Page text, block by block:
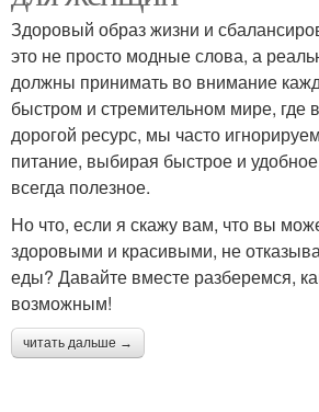
Здоровый образ жизни и
это не просто модные слова, а
должны принимать во внимание
быстром и стремительном мире, где
дорогой ресурс, мы часто
питание, выбирая быстрое и
всегда полезное.
Но что, если я скажу вам, что вы
здоровыми и красивыми, не
еды? Давайте вместе разберемся,
возможным!
читать дальше →